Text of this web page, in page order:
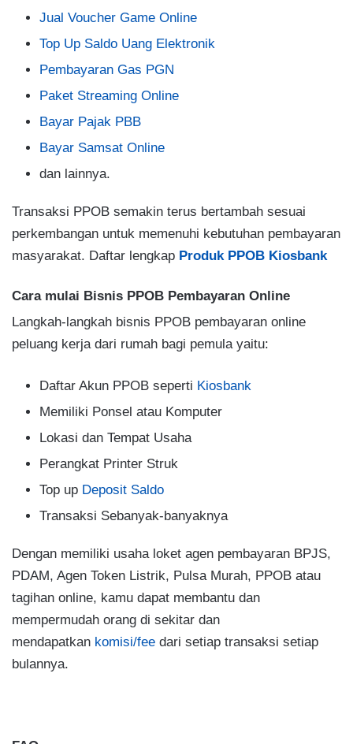
Jual Voucher Game Online
Top Up Saldo Uang Elektronik
Pembayaran Gas PGN
Paket Streaming Online
Bayar Pajak PBB
Bayar Samsat Online
dan lainnya.
Transaksi PPOB semakin terus bertambah sesuai
perkembangan untuk memenuhi kebutuhan pembayaran
masyarakat. Daftar lengkap Produk PPOB Kiosbank
Cara mulai Bisnis PPOB Pembayaran Online
Langkah-langkah bisnis PPOB pembayaran online
peluang kerja dari rumah bagi pemula yaitu:
Daftar Akun PPOB seperti Kiosbank
Memiliki Ponsel atau Komputer
Lokasi dan Tempat Usaha
Perangkat Printer Struk
Top up Deposit Saldo
Transaksi Sebanyak-banyaknya
Dengan memiliki usaha loket agen pembayaran BPJS,
PDAM, Agen Token Listrik, Pulsa Murah, PPOB atau
tagihan online, kamu dapat membantu dan
mempermudah orang di sekitar dan
mendapatkan komisi/fee dari setiap transaksi setiap
bulannya.